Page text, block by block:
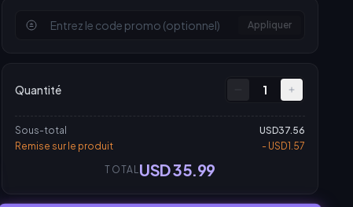
Appliquer
Quantité 1
Sous-total
USD37.56
Remise sur le produit
- USD1.57
TOTALUSD 35.99